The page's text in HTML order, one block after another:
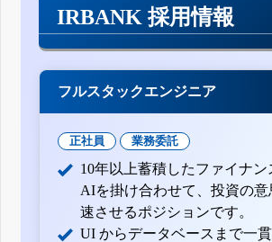
IRBANK 採用情報
フルスタックエンジニア
正社員 業務委託
10年以上蓄積したファイナン
AIを掛け合わせて、投資の意
速させるポジションです。
UI からデータベースまで一